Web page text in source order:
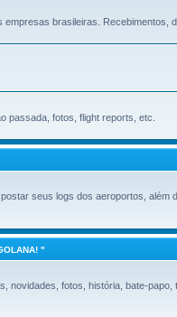
brasileiras. Recebimentos,
passada, fotos, flight reports, etc.
seus logs dos aeroportos, além
"
novidades, fotos, história, bate-